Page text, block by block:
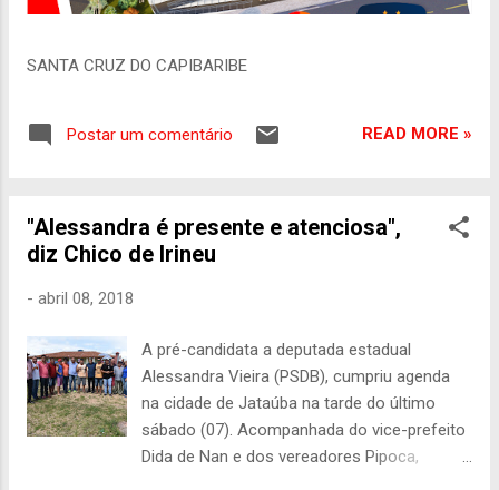
SANTA CRUZ DO CAPIBARIBE
Postar um comentário READ MORE »
"Alessandra é presente e atenciosa",
diz Chico de Irineu
- abril 08, 2018
A pré-candidata a deputada estadual
Alessandra Vieira (PSDB), cumpriu agenda
na cidade de Jataúba na tarde do último
sábado (07). Acompanhada do vice-prefeito
Dida de Nan e dos vereadores Pipoca,